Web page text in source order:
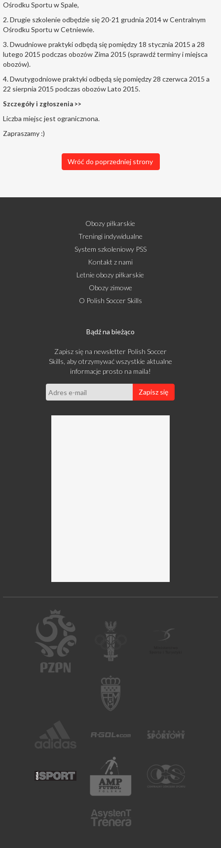
Ośrodku Sportu w Spale,
2. Drugie szkolenie odbędzie się 20-21 grudnia 2014 w Centralnym
Ośrodku Sportu w Cetniewie.
3. Dwudniowe praktyki odbędą się pomiędzy 18 stycznia 2015 a 28
lutego 2015 podczas obozów Zima 2015 (sprawdź terminy i miejsca
obozów).
4. Dwutygodniowe praktyki odbędą się pomiędzy 28 czerwca 2015 a
22 sierpnia 2015 podczas obozów Lato 2015.
Szczegóły i zgłoszenia >>
Liczba miejsc jest ogranicznona.
Zapraszamy :)
Wróć do poprzedniej strony
Obozy piłkarskie
Treningi indywidualne
System szkoleniowy PSS
Kontakt z nami
Letnie obozy piłkarskie
Obozy zimowe
O Polish Soccer Skills
Bądź na bieżąco
Zapisz się na newsletter Polish Soccer
Skills, aby otrzymywać wszystkie aktualne
informacje prosto na maila!
Zapisz się